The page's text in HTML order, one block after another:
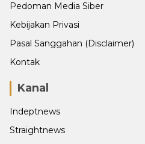
Pedoman Media Siber
Kebijakan Privasi
Pasal Sanggahan (Disclaimer)
Kontak
Kanal
Indeptnews
Straightnews